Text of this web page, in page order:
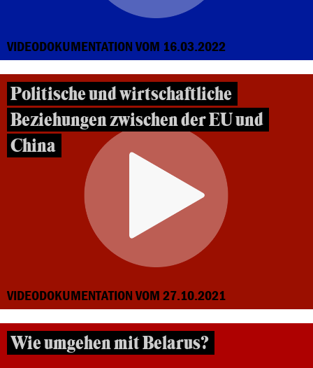
VIDEODOKUMENTATION VOM 16.03.2022
Politische und wirtschaftliche
Beziehungen zwischen der EU und
China
VIDEODOKUMENTATION VOM 27.10.2021
Wie umgehen mit Belarus?